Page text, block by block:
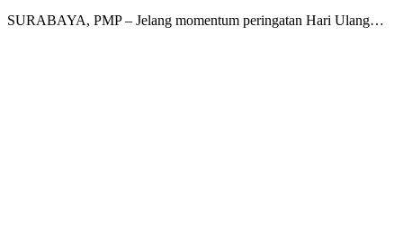
SURABAYA, PMP – Jelang momentum peringatan Hari Ulang…